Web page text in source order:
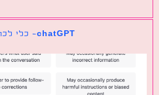
chatGPT- כלי לכתיבת פוסטים?